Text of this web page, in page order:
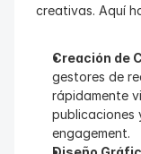
creativas. Aquí
Creación de
gestores de
rápidamente
publicaciones
engagement.